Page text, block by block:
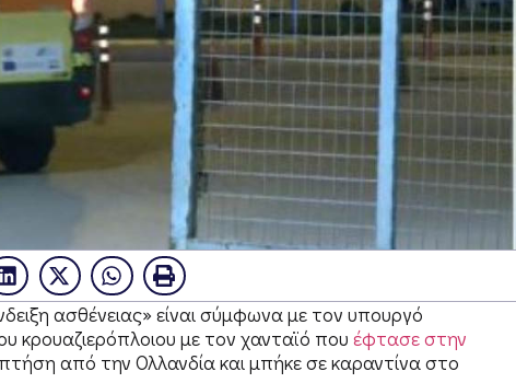
ασθένειας» είναι σύμφωνα με τον υπουργό
κρουαζιερόπλοιου με τον χανταϊό που έφτασε στην
πτήση από την Ολλανδία και μπήκε σε καραντίνα στο